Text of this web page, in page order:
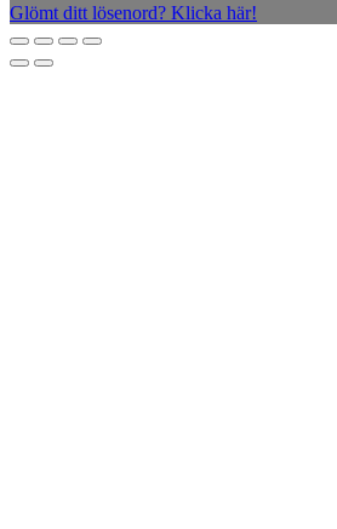
Glömt ditt lösenord? Klicka här!